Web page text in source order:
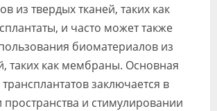
из твердых тканей, таких как
и часто может также
биоматериалов из
таких как мембраны. Основная
заключается в
и стимулировании